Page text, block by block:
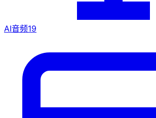
AI音频19